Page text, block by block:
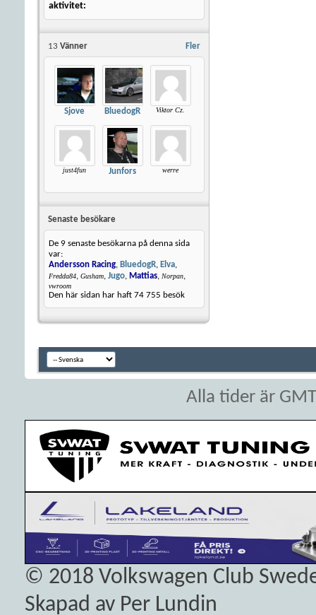
aktivitet
Fler
13 Vänner
Sjove BluedogR Viktor Cz.
just4fun Junfors werre
Senaste besökare
De 9 senaste besökarna på denna sida
var:
Andersson Racing, BluedogR, Elva,
Fredda84, Gusham, Jugo, Mattias, Norpan,
vwroom
Den här sidan har haft 74 755 besök
Alla tider är
© 2018 Volkswagen Club
Skapad av Per Lundin